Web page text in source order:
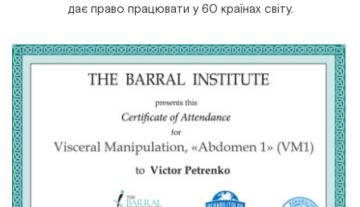
дає право працювати у 60 країнах світу.